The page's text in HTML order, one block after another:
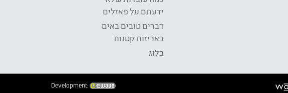
ידעתם על פאזלים
דברים טובים באים
באריזות קטנות
בלוג
Development: